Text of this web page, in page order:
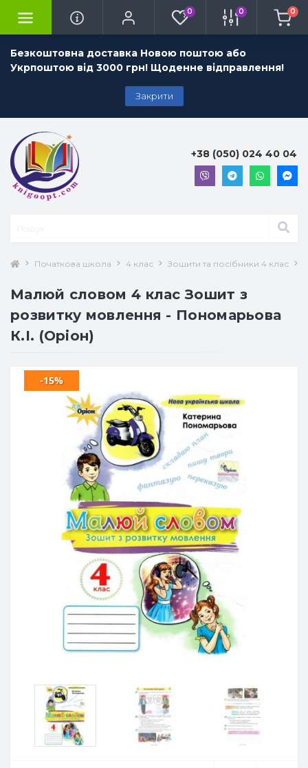
Безкоштовна доставка Новою поштою або
Укрпоштою від 3000 грн! Щоденне відправлення!
Закрити
0 0 0
+38 (050) 024 40 04
Початкова школа 4 клас Зошити та посібники 4 клас
Малюй словом 4 клас Зошит з
розвитку мовлення - Пономарьова
К.І. (Оріон)
-15%